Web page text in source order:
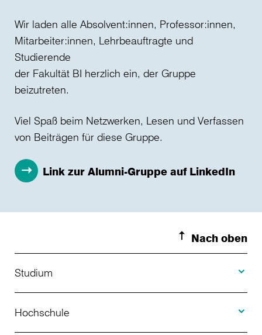
Wir laden alle Absolvent:innen, Professor:innen,
Mitarbeiter:innen, Lehrbeauftragte und
Studierende
der Fakultät BI herzlich ein, der Gruppe
beizutreten.
Viel Spaß beim Netzwerken, Lesen und Verfassen
von Beiträgen für diese Gruppe.
Link zur Alumni-Gruppe auf LinkedIn
Nach oben
Studium
Studienangebot
Hochschule